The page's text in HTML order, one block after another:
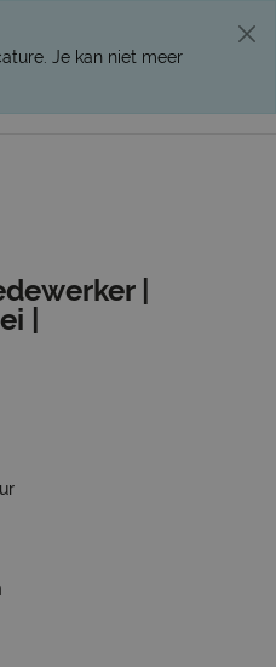
Je kan niet meer
|
|